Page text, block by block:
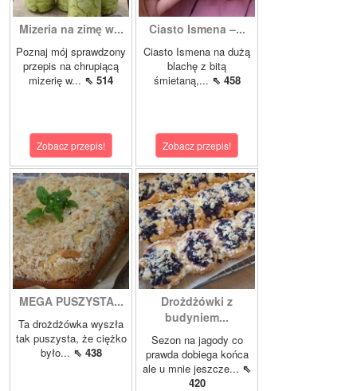
Mizeria na zimę w...
Poznaj mój sprawdzony
przepis na chrupiącą
mizerię w... ⇖ 514
Zobacz przepis!
Ciasto Ismena –...
Ciasto Ismena na dużą
blachę z bitą
śmietaną,... ⇖ 458
Zobacz przepis!
MEGA PUSZYSTA...
Ta drożdżówka wyszła
tak puszysta, że ciężko
było... ⇖ 438
Drożdżówki z
budyniem...
Sezon na jagody co
prawda dobiega końca
ale u mnie jeszcze... ⇖
420